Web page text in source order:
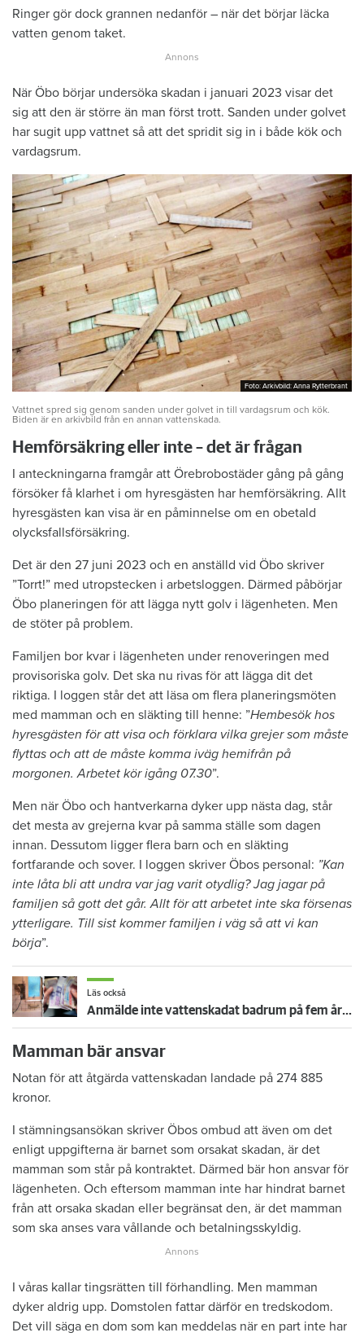
Ringer gör dock grannen nedanför – när det börjar läcka
vatten genom taket.
När Öbo börjar undersöka skadan i januari 2023 visar det
sig att den är större än man först trott. Sanden under golvet
har sugit upp vattnet så att det spridit sig in i både kök och
vardagsrum.
Foto: Arkivbild: Anna Rytterbrant
Foto: Arkivbild: Anna Rytterbrant
Vattnet spred sig genom sanden under golvet in till vardagsrum och kök.
Biden är en arkivbild från en annan vattenskada.
Hemförsäkring eller inte – det är frågan
I anteckningarna framgår att Örebrobostäder gång på gång
försöker få klarhet i om hyresgästen har hemförsäkring. Allt
hyresgästen kan visa är en påminnelse om en obetald
olycksfallsförsäkring.
Det är den 27 juni 2023 och en anställd vid Öbo skriver
”Torrt!” med utropstecken i arbetsloggen. Därmed påbörjar
Öbo planeringen för att lägga nytt golv i lägenheten. Men
de stöter på problem.
Familjen bor kvar i lägenheten under renoveringen med
provisoriska golv. Det ska nu rivas för att lägga dit det
riktiga. I loggen står det att läsa om flera planeringsmöten
med mamman och en släkting till henne: ”Hembesök hos
hyresgästen för att visa och förklara vilka grejer som måste
flyttas och att de måste komma iväg hemifrån på
morgonen. Arbetet kör igång 07.30”.
Men när Öbo och hantverkarna dyker upp nästa dag, står
det mesta av grejerna kvar på samma ställe som dagen
innan. Dessutom ligger flera barn och en släkting
fortfarande och sover. I loggen skriver Öbos personal: ”Kan
inte låta bli att undra var jag varit otydlig? Jag jagar på
familjen så gott det går. Allt för att arbetet inte ska försenas
ytterligare. Till sist kommer familjen i väg så att vi kan
börja”.
Läs också
Anmälde inte vattenskadat badrum på fem år – krävs på 125 000 kronor
Mamman bär ansvar
Notan för att åtgärda vattenskadan landade på 274 885
kronor.
I stämningsansökan skriver Öbos ombud att även om det
enligt uppgifterna är barnet som orsakat skadan, är det
mamman som står på kontraktet. Därmed bär hon ansvar för
lägenheten. Och eftersom mamman inte har hindrat barnet
från att orsaka skadan eller begränsat den, är det mamman
som ska anses vara vållande och betalningsskyldig.
I våras kallar tingsrätten till förhandling. Men mamman
dyker aldrig upp. Domstolen fattar därför en tredskodom.
Det vill säga en dom som kan meddelas när en part inte har